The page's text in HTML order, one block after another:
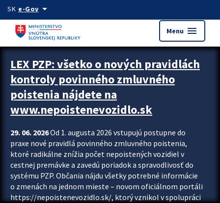
Preskocit na hlavný obsah
SK e-Govarrow_drop_down
Menu menu
Zastavit automatický posun upútavok
LEX PZP: všetko o nových pravidlách
kontroly povinného zmluvného
poistenia nájdete na
www.nepoistenevozidlo.sk
29. 06. 2026Od 1. augusta 2026 vstupujú postupne do
praxe nové pravidlá povinného zmluvného poistenia,
ktoré radikálne znížia počet nepoistených vozidiel v
cestnej premávke a zavedú poriadok a spravodlivosť do
systému PZP. Občania nájdu všetky potrebné informácie
o zmenách na jednom mieste – novom oficiálnom portáli
https://nepoistenevozidlo.sk/, ktorý vznikol v spolupráci